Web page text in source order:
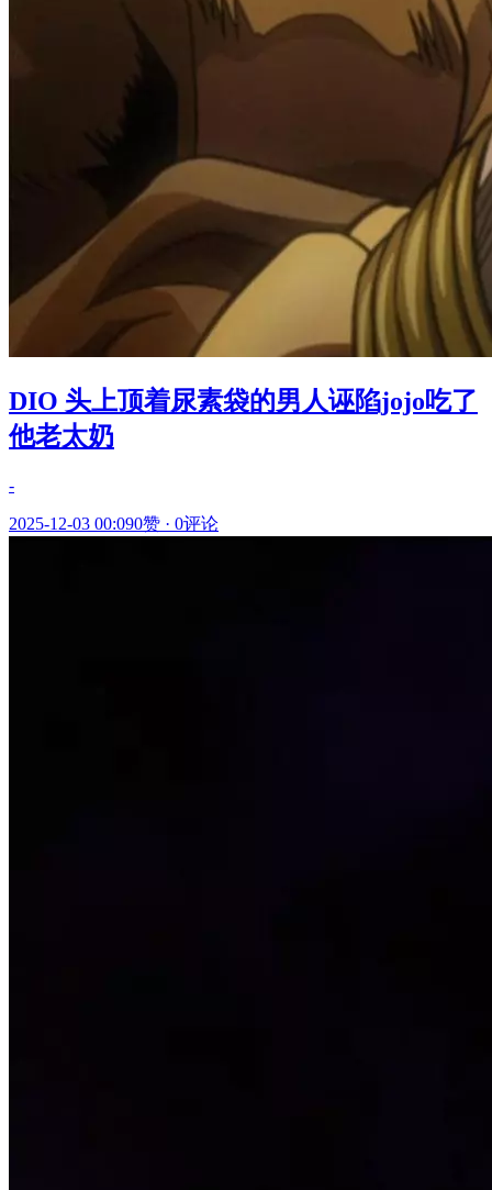
DIO 头上顶着尿素袋的男人诬陷jojo吃了
他老太奶
-
2025-12-03 00:090赞 · 0评论